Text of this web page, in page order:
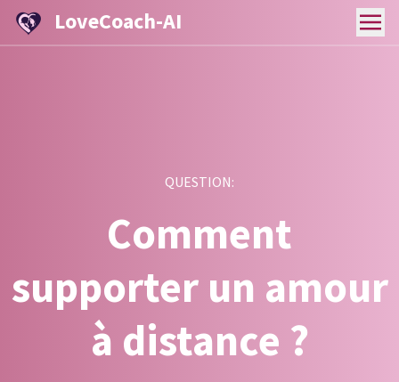
LoveCoach-AI
QUESTION:
Comment
supporter un amour
à distance ?